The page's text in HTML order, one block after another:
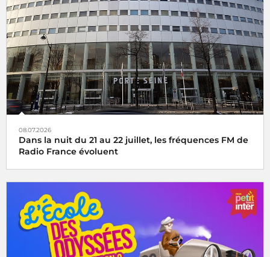
08.07.2026
Dans la nuit du 21 au 22 juillet, les fréquences FM de
Radio France évoluent